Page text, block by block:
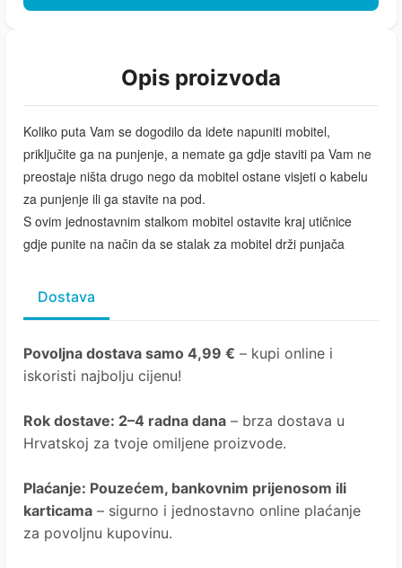
Opis proizvoda
Koliko puta Vam se dogodilo da idete napuniti mobitel,
priključite ga na punjenje, a nemate ga gdje staviti pa Vam ne
preostaje ništa drugo nego da mobitel ostane visjeti o kabelu
za punjenje ili ga stavite na pod.
S ovim jednostavnim stalkom mobitel ostavite kraj utičnice
gdje punite na način da se stalak za mobitel drži punjača
Dostava
Povoljna dostava samo 4,99 € – kupi online i
iskoristi najbolju cijenu!
Rok dostave: 2–4 radna dana – brza dostava u
Hrvatskoj za tvoje omiljene proizvode.
Plaćanje: Pouzećem, bankovnim prijenosom ili
karticama – sigurno i jednostavno online plaćanje
za povoljnu kupovinu.